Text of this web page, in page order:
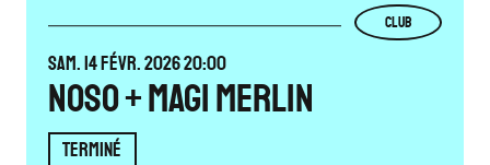
CLUB
SAMEDI
SAM. 14 FÉVRIER
FÉVR. 202620:00
NoSo + Magi Merlin
TERMINÉ